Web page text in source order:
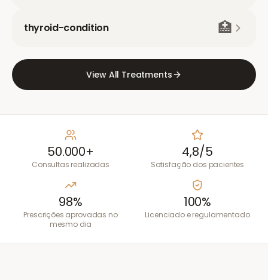
thyroid-condition 🏥
View All Treatments
50.000+
Consultas realizadas
4,8/5
Satisfação dos pacientes
98%
Prescrições aprovadas no
mesmo dia
100%
Licenciado e regulamentado